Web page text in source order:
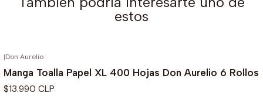
estos
|Don Aurelio
Manga Toalla Papel XL 400 Hojas Don Aurelio 6 Rollos
$13.990 CLP